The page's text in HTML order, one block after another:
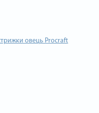
овець Procraft